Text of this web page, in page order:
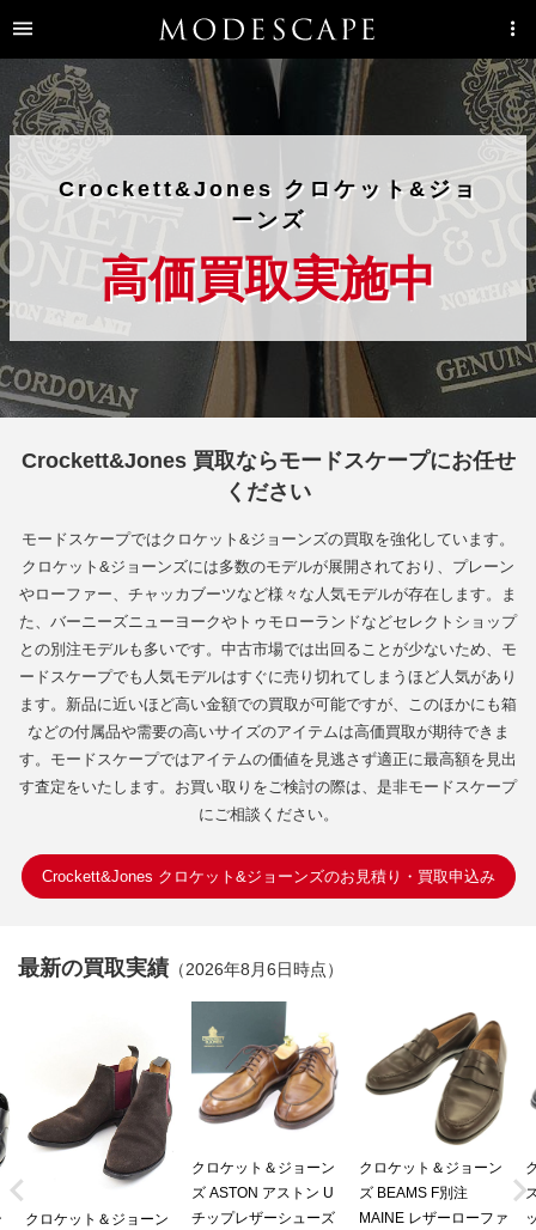
Crockett&Jones クロケット&ジョ
ーンズ
高価買取実施中
Crockett&Jones 買取ならモードスケープにお任せ
ください
モードスケープではクロケット&ジョーンズの買取を強化しています。
クロケット&ジョーンズには多数のモデルが展開されており、プレーン
やローファー、チャッカブーツなど様々な人気モデルが存在します。ま
た、バーニーズニューヨークやトゥモローランドなどセレクトショップ
との別注モデルも多いです。中古市場では出回ることが少ないため、モ
ードスケープでも人気モデルはすぐに売り切れてしまうほど人気があり
ます。新品に近いほど高い金額での買取が可能ですが、このほかにも箱
などの付属品や需要の高いサイズのアイテムは高価買取が期待できま
す。モードスケープではアイテムの価値を見逃さず適正に最高額を見出
す査定をいたします。お買い取りをご検討の際は、是非モードスケープ
にご相談ください。
Crockett&Jones クロケット&ジョーンズのお見積り・買取申込み
最新の買取実績 （2026年8月6日時点）
クロケット＆ジョーン
クロケット＆ジョーン
ズ ASTON アストン U
チップレザーシューズ
クロケット＆ジョーン
ズ BEAMS F別注
MAINE レザーローファ
 